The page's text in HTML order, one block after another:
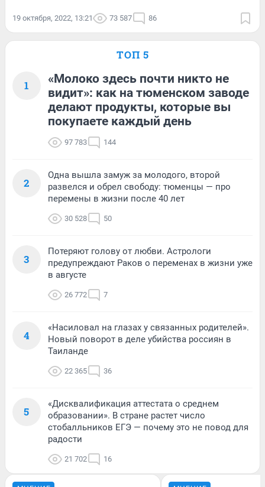
19 октября, 2022, 13:21 73 587 86
ТОП 5
1
«Молоко здесь почти никто не
видит»: как на тюменском заводе
делают продукты, которые вы
покупаете каждый день
97 783 144
2
Одна вышла замуж за молодого, второй
развелся и обрел свободу: тюменцы — про
перемены в жизни после 40 лет
30 528 50
3
Потеряют голову от любви. Астрологи
предупреждают Раков о переменах в жизни уже
в августе
26 772 7
4
«Насиловал на глазах у связанных родителей».
Новый поворот в деле убийства россиян в
Таиланде
22 365 36
5
«Дисквалификация аттестата о среднем
образовании». В стране растет число
стобалльников ЕГЭ — почему это не повод для
радости
21 702 16